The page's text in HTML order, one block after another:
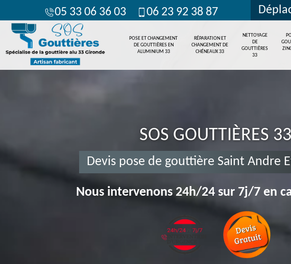
05 33 06 36 03 06 23 92 38 87
POSE ET CHANGEMENT
DE GOUTTIÈRES EN
ALUMINIUM 33
RÉPARATION ET
CHANGEMENT DE
CHÉNEAUX 33
NETTOYAGE
DE
GOUTTIÈRES
33
SOS GOUTTIÈRES 33
Devis pose de gouttière Saint Andre
Nous intervenons 24h/24 sur 7j/7 en